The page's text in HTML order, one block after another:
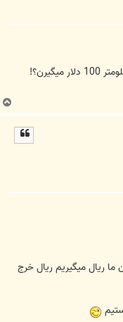
ب
ا
ریال میگیریم ریال خرج